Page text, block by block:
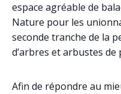
espace agréable de
Nature pour les
seconde tranche de la
d’arbres et arbustes de
Afin de répondre au